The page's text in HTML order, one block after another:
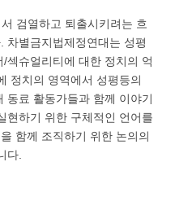
검열하고 퇴출시키려는 흐
차별금지법제정연대는 성평
섹슈얼리티에 대한 정치의 억
정치의 영역에서 성평등의
동료 활동가들과 함께 이야기
현하기 위한 구체적인 언어를
함께 조직하기 위한 논의의
다.